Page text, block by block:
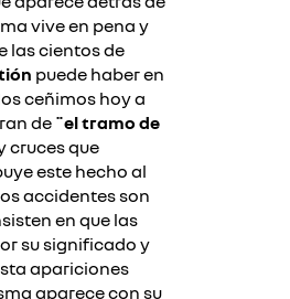
vive en pena y
las cientos de
puede haber en
ceñimos hoy a
de ¨el tramo de
cruces que
este hecho al
accidentes son
en que las
su significado y
apariciones
aparece con su